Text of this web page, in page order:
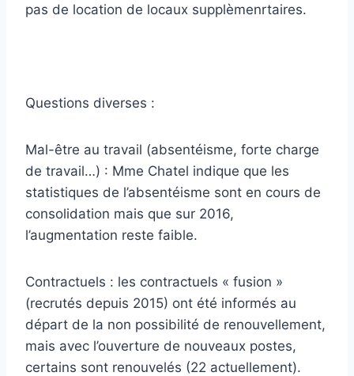
pas de location de locaux supplèmenrtaires.
Questions diverses :
Mal-être au travail (absentéisme, forte charge
de travail…) : Mme Chatel indique que les
statistiques de l’absentéisme sont en cours de
consolidation mais que sur 2016,
l’augmentation reste faible.
Contractuels : les contractuels « fusion »
(recrutés depuis 2015) ont été informés au
départ de la non possibilité de renouvellement,
mais avec l’ouverture de nouveaux postes,
certains sont renouvelés (22 actuellement).